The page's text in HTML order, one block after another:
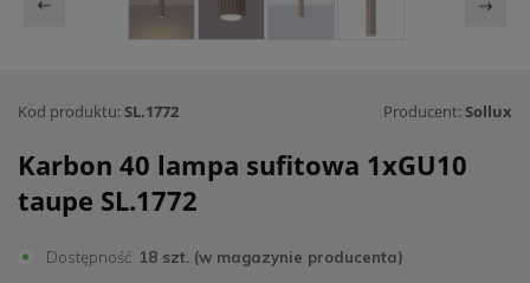
Kod produktu:SL.1772 Producent:Sollux
Karbon 40 lampa sufitowa 1xGU10
taupe SL.1772
Dostępność 18 szt. (w magazynie producenta)